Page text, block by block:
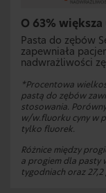
O 63%
Pasta do zębów
zapewniała
nadwrażliwości
*Procentowa
pastą do zębów
stosowania.
w/w.fluorku cyny w
tylko fluorek.
Różnice między
a progiem dla pasty
tygodniach oraz